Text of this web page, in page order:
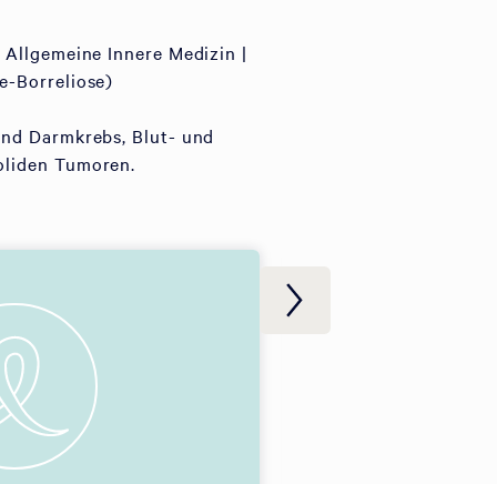
Innere Medizin |
Borreliose)
Darmkrebs, Blut- und
Tumoren.